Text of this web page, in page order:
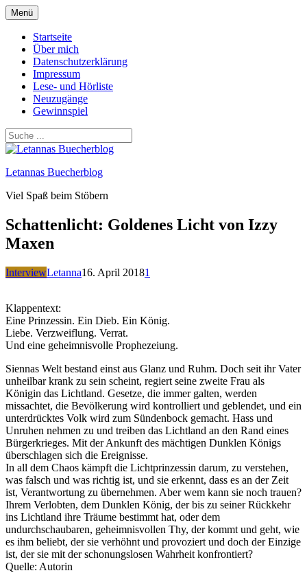
Zum
Inhalt
springen
Menü
Startseite
Über mich
Datenschutzerklärung
Impressum
Lese- und Hörliste
Neuzugänge
Gewinnspiel
Letannas Buecherblog
Viel Spaß beim Stöbern
Schattenlicht: Goldenes Licht von Izzy
Maxen
InterviewLetanna16. April 20181
Klappentext:
Eine Prinzessin. Ein Dieb. Ein König.
Liebe. Verzweiflung. Verrat.
Und eine geheimnisvolle Prophezeiung.
Siennas Welt bestand einst aus Glanz und Ruhm. Doch seit ihr Vater
unheilbar krank zu sein scheint, regiert seine zweite Frau als
Königin das Lichtland. Gesetze, die immer galten, werden
missachtet, die Bevölkerung wird kontrolliert und geblendet, und ein
unterdrücktes Volk wird zum Sündenbock gemacht. Hass und
Unruhen nehmen zu und treiben das Lichtland an den Rand eines
Bürgerkrieges. Mit der Ankunft des mächtigen Dunklen Königs
überschlagen sich die Ereignisse.
In all dem Chaos kämpft die Lichtprinzessin darum, zu verstehen,
was falsch und was richtig ist, und sie erkennt, dass es an der Zeit
ist, Verantwortung zu übernehmen. Aber wem kann sie noch trauen?
Ihrem Verlobten, dem Dunklen König, der bis zu seiner Rückkehr
ins Lichtland ihre Träume bestimmt hat, oder dem
undurchschaubaren, geheimnisvollen Thy, der kommt und geht, wie
es ihm beliebt, der sie verhöhnt und provoziert und doch der Einzige
ist, der sie mit der schonungslosen Wahrheit konfrontiert?
Quelle: Autorin